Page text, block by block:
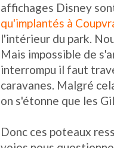
affichages Disney
qu'implantés à
l'intérieur du park.
Mais impossible de
interrompu il faut
caravanes. Malgré
on s'étonne que les
Donc ces poteaux